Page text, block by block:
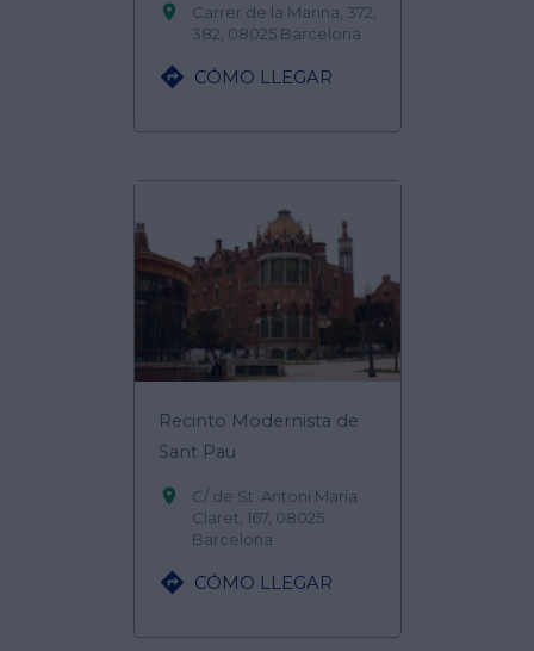

Carrer de la Marina, 372,
382, 08025 Barcelona
 CÓMO LLEGAR
Recinto Modernista de
Sant Pau

C/ de St. Antoni Maria
Claret, 167, 08025
Barcelona
 CÓMO LLEGAR